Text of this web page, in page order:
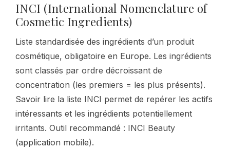
INCI (International Nomenclature of
Cosmetic Ingredients)
Liste standardisée des ingrédients d’un produit
cosmétique, obligatoire en Europe. Les ingrédients
sont classés par ordre décroissant de
concentration (les premiers = les plus présents).
Savoir lire la liste INCI permet de repérer les actifs
intéressants et les ingrédients potentiellement
irritants. Outil recommandé : INCI Beauty
(application mobile).